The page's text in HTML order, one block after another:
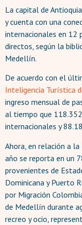
La capital de
y cuenta con una
internacionales en 12
directos, según la
Medellín.
De acuerdo con el
Inteligencia Turística
ingreso mensual de
al tiempo que
internacionales y
Ahora, en relación a
año se reporta en un
provenientes de
Dominicana y Puerto
por Migración
de Medellín durante
recreo y ocio,